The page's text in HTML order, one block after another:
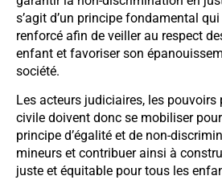
s’agit d’un principe fondamental
renforcé afin de veiller au respect
enfant et favoriser son
société.
Les acteurs judiciaires, les
civile doivent donc se mobiliser
principe d’égalité et de non-
mineurs et contribuer ainsi à
juste et équitable pour tous les